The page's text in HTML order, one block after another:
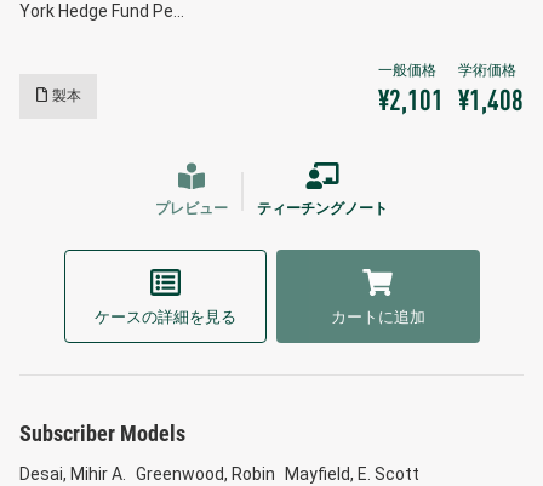
York Hedge Fund Pe…
製本 ¥2,101 ¥1,408
プレビュー ティーチングノート
ケースの詳細を見る カートに追加
Subscriber Models
Desai, Mihir A. Greenwood, Robin
Mayfield, E. Scott